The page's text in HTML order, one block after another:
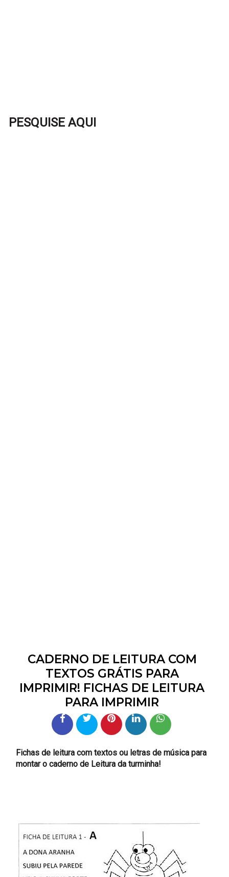
PESQUISE AQUI
CADERNO DE LEITURA COM
TEXTOS GRÁTIS PARA
IMPRIMIR! FICHAS DE LEITURA
PARA IMPRIMIR
Fichas de leitura com textos ou letras de música para
montar o caderno de Leitura da turminha!